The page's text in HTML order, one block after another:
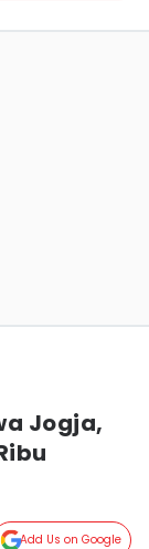
Jogja,
Add Us on Google